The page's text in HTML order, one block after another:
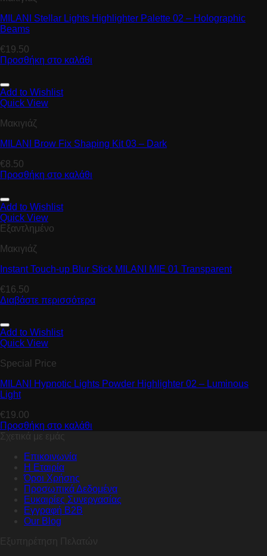
MILANI Stellar Lights Highlighter Palette 02 – Holographic
Beams
€19.50
Προσθήκη στο καλάθι
Add to Wishlist
Quick View
Μακιγιάζ
MILANI Brow Fix Shaping Kit 03 – Dark
€8.50
Προσθήκη στο καλάθι
Add to Wishlist
Quick View
Εξαντλημένο
Μακιγιάζ
Instant Touch-up Blur Stick MILANI MIE 01 Transparent
€16.50
Διαβάστε περισσότερα
Add to Wishlist
Quick View
Special Price
MILANI Hypnotic Lights Powder Highlighter 02 – Luminous
Light
€19.00
Προσθήκη στο καλάθι
Σχετικά με εμάς
Επικοινωνία
Η Εταιρία
Όροι Χρήσης
Προσωπικά Δεδομένα
Ευκαιρίες Συνεργασίας
Εγγραφή B2B
Our Blog
Εξυπηρέτηση Πελατών